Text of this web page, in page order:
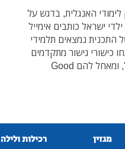
האנגלית, בדגש על
ישראל כותבים אימייל
התכנית נמצאים תלמידי
כישורי גישור מתקדמים
וכלים לפתרון סכסוכים. אני מברך את שגרירי העתיד של ישראל, ומאחל להם Good
מגזין רכילות ולילה